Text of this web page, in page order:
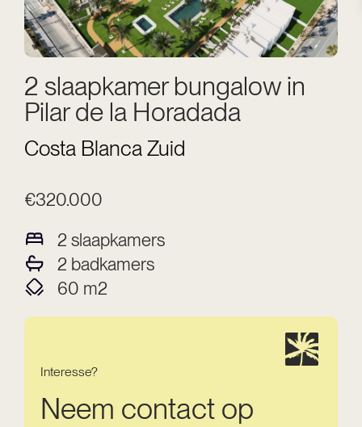
2 slaapkamer bungalow in
Pilar de la Horadada
Costa Blanca Zuid
€320.000
2 slaapkamers
2 badkamers
60 m2
Interesse?
Neem contact op